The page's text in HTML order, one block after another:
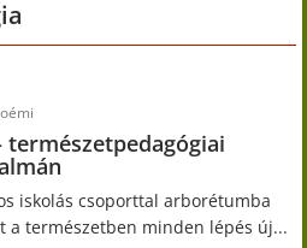
iskolás csoporttal arborétumba
a természetben minden lépés új...